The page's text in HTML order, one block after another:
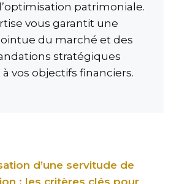
patrimoniale.
vous garantit une
du marché et des
stratégiques
vos objectifs financiers.
d’une servitude de